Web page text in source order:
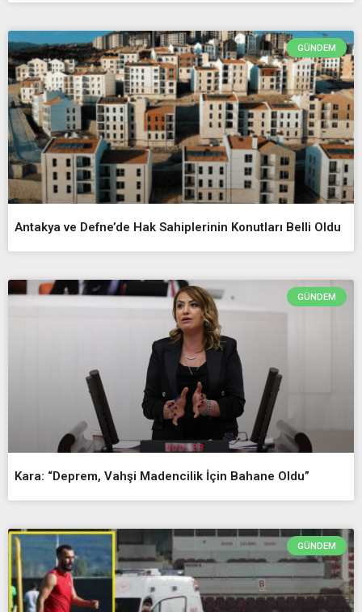
GÜNDEM
Antakya ve Defne’de Hak Sahiplerinin Konutları Belli Oldu
GÜNDEM
Kara: “Deprem, Vahşi Madencilik İçin Bahane Oldu”
GÜNDEM